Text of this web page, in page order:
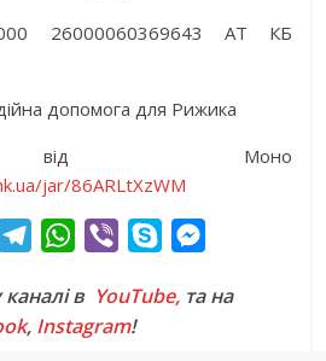
26000060369643 АТ КБ
допомога для Рижика
від Моно
jar/86ARLtXzWM
l
e
W
a
t
b
e
y
s
в YouTube, та на
, Instagram!